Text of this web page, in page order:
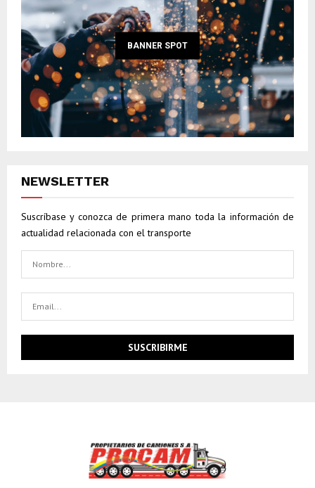
BANNER SPOT
NEWSLETTER
Suscríbase y conozca de primera mano toda la información de
actualidad relacionada con el transporte